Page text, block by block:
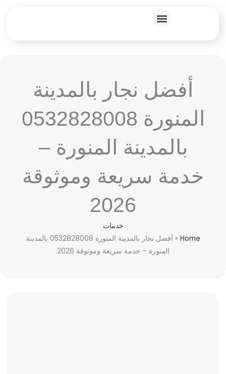
أفضل نجار بالمدينة
المنورة 0532828008
بالمدينة المنورة –
خدمة سريعة وموثوقة
2026
خدمات
Home
»
أفضل نجار بالمدينة المنورة 0532828008 بالمدينة
المنورة – خدمة سريعة وموثوقة 2026